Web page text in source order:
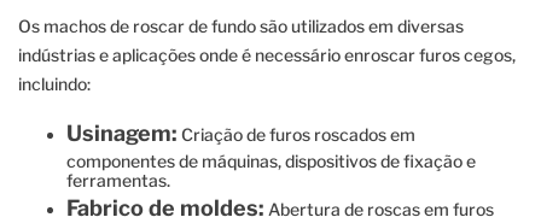
Os machos de roscar de fundo são utilizados em diversas
indústrias e aplicações onde é necessário enroscar furos cegos,
incluindo:
Usinagem: Criação de furos roscados em
componentes de máquinas, dispositivos de fixação e
ferramentas.
Fabrico de moldes: Abertura de roscas em furos